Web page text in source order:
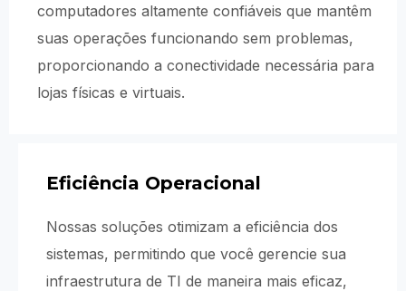
computadores altamente confiáveis que mantêm
suas operações funcionando sem problemas,
proporcionando a conectividade necessária para
lojas físicas e virtuais.
Eficiência Operacional
Nossas soluções otimizam a eficiência dos
sistemas, permitindo que você gerencie sua
infraestrutura de TI de maneira mais eficaz,